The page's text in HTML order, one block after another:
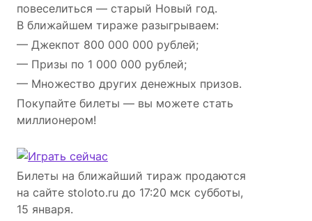
повеселиться — старый Новый год.
В ближайшем тираже разыгрываем:
— Джекпот 800 000 000 рублей;
— Призы по 1 000 000 рублей;
— Множество других денежных призов.
Покупайте билеты ― вы можете стать
миллионером!
Билеты на ближайший тираж продаются
на сайте stoloto.ru до 17:20 мск субботы,
15 января.